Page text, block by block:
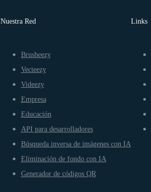
Nuestra Red
Brusheezy
Vecteezy
Videezy
Empresa
Educación
API para desarrolladores
Búsqueda inversa de imágenes con IA
Eliminación de fondo con IA
Generador de códigos QR
Links